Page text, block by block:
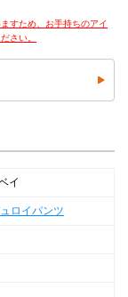
すため、お手持ちのアイ
さい。
イ
ロイパンツ